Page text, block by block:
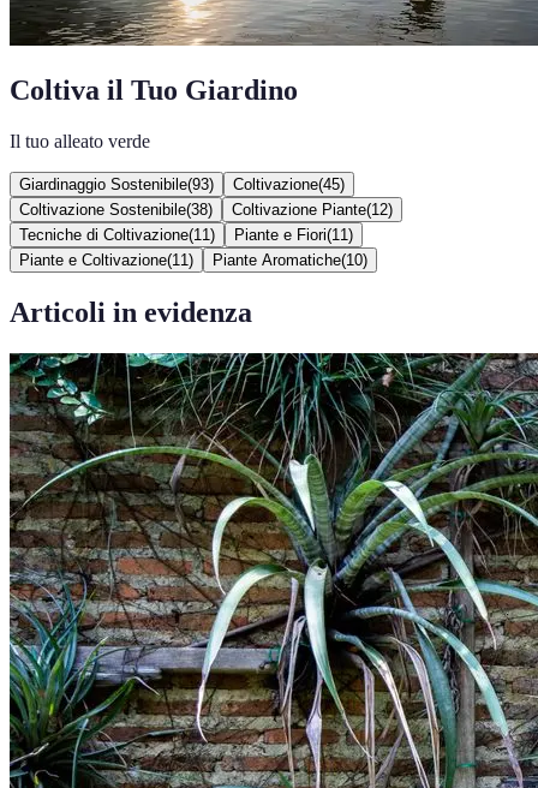
Coltiva il Tuo Giardino
Il tuo alleato verde
Giardinaggio Sostenibile(93) Coltivazione(45)
Coltivazione Sostenibile(38) Coltivazione Piante(12)
Tecniche di Coltivazione(11 ) Piante e Fiori(11 )
Piante e Coltivazione(11 ) Piante Aromatiche(10)
Articoli in evidenza